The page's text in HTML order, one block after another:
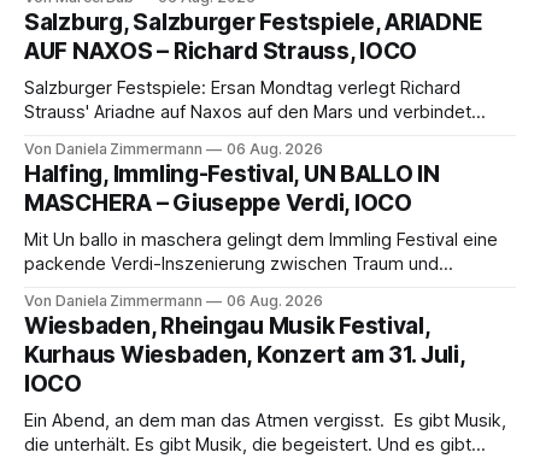
eine bildgewaltige Inszenierung, Maxime Pascal entfaltet
die komplexe Partitur eindrucksvoll, Philippe Sly berührt als
Franziskus.
Salzburg, Salzburger Festspiele, ARIADNE
AUF NAXOS – Richard Strauss, IOCO
Salzburger Festspiele: Ersan Mondtag verlegt Richard
Strauss' Ariadne auf Naxos auf den Mars und verbindet
Aufführung mit starken Solisten und den Wiener
Philharmonikern, szenisch bleibt der zweite Akt jedoch
hinter den Erwartungen zurück.
Von Daniela Zimmermann 06 Aug. 2026
Halfing, Immling-Festival, UN BALLO IN
MASCHERA – Giuseppe Verdi, IOCO
Mit Un ballo in maschera gelingt dem Immling Festival eine
packende Verdi-Inszenierung zwischen Traum und
psychologische Tiefe mit starken Bildern, getragen von
einem spielfreudigen Ensemble und einer musikalisch
überzeugenden Gesamtleistung.
Von Daniela Zimmermann 06 Aug. 2026
Wiesbaden, Rheingau Musik Festival,
Kurhaus Wiesbaden, Konzert am 31. Juli,
IOCO
Ein Abend, an dem man das Atmen vergisst. Es gibt Musik,
die unterhält. Es gibt Musik, die begeistert. Und es gibt